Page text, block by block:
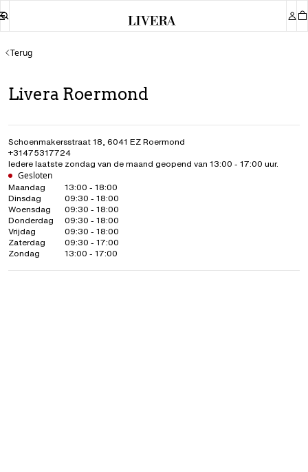
Terug
Livera Roermond
Schoenmakersstraat 18, 6041 EZRoermond
+31475317724
Iedere laatste zondag van de maand geopend van 13:00 - 17:00 uur.
Gesloten
Maandag
13:00 - 18:00
Dinsdag
09:30 - 18:00
Woensdag
09:30 - 18:00
Donderdag
09:30 - 18:00
Vrijdag
09:30 - 18:00
Zaterdag
09:30 - 17:00
Zondag
13:00 - 17:00